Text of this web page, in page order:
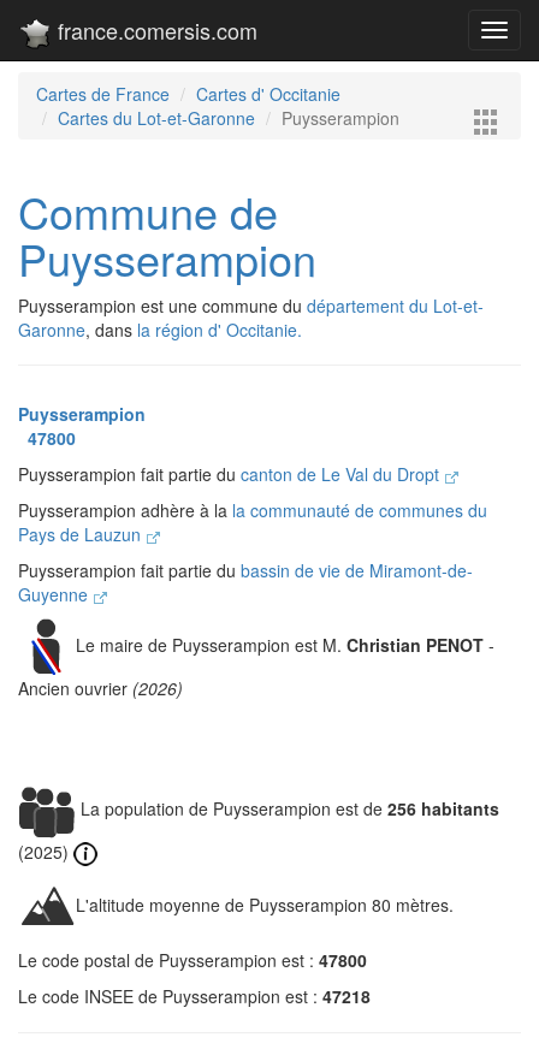
france.comersis.com
Cartes de France
Cartes d' Occitanie
Cartes du Lot-et-Garonne
Puysserampion
Commune de
Puysserampion
Puysserampion est une commune du département du Lot-et-
Garonne, dans la région d' Occitanie.
Puysserampion
47800
Puysserampion fait partie du canton de Le Val du Dropt
Puysserampion adhère à la la communauté de communes du
Pays de Lauzun
Puysserampion fait partie du bassin de vie de Miramont-de-
Guyenne
Le maire de Puysserampion est M. Christian PENOT -
Ancien ouvrier (2026)
La population de Puysserampion est de 256 habitants
(2025)
L'altitude moyenne de Puysserampion 80 mètres.
Le code postal de Puysserampion est : 47800
Le code INSEE de Puysserampion est : 47218